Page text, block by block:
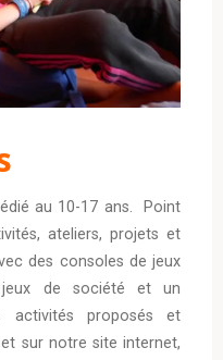
au 10-17 ans. Point
ateliers, projets et
des consoles de jeux
jeux de société et un
activités proposés et
sur notre site internet,